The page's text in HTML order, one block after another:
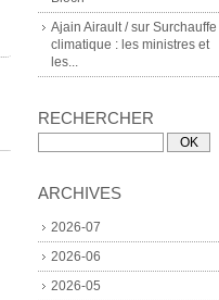
Ajain Airault /sur Surchauffe
climatique : les ministres et
les...
RECHERCHER
ARCHIVES
2026-07
2026-06
2026-05